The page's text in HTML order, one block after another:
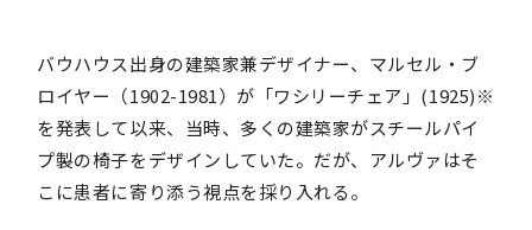
バウハウス出身の建築家兼デザイナー、マルセル・ブ
ロイヤー（1902-1981）が「ワシリーチェア」(1925)※
を発表して以来、当時、多くの建築家がスチールパイ
プ製の椅子をデザインしていた。だが、アルヴァはそ
こに患者に寄り添う視点を採り入れる。